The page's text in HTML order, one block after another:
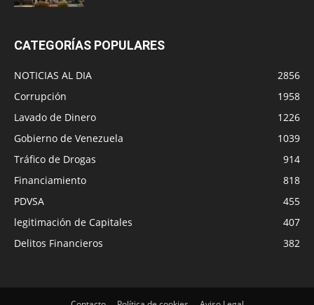
CATEGORÍAS POPULARES
NOTICIAS AL DIA
2856
Corrupción
1958
Lavado de Dinero
1226
Gobierno de Venezuela
1039
Tráfico de Drogas
914
Financiamiento
818
PDVSA
455
legitimación de Capitales
407
Delitos Financieros
382